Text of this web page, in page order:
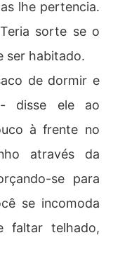
lhe pertencia.
sorte se o
ser habitado.
de dormir e
- disse ele ao
à frente no
através da
se para
se incomoda
faltar telhado,